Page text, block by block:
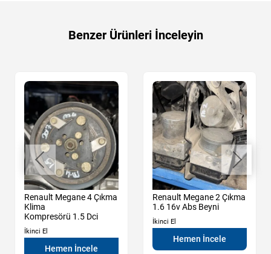
Benzer Ürünleri İnceleyin
Renault Megane 4 Çıkma
Klima
Kompresörü 1.5 Dci
İkinci El
Hemen İncele
Renault Megane 2 Çıkma
1.6 16v Abs Beyni
İkinci El
Hemen İncele